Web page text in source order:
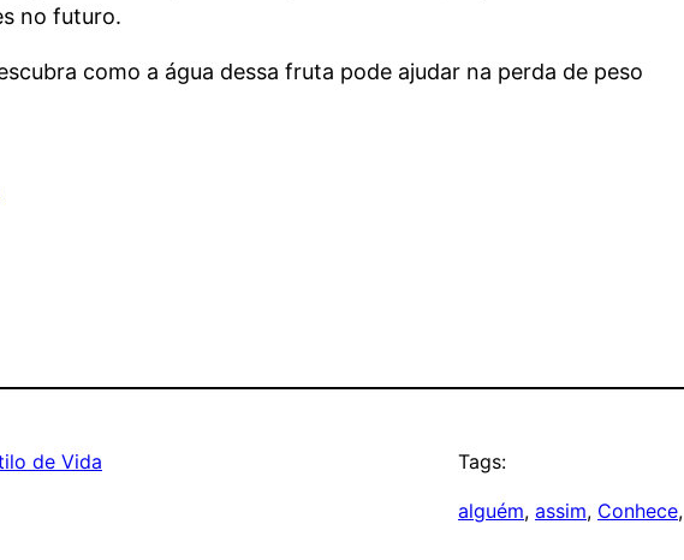
no futuro.
como a água dessa fruta pode ajudar na perda de peso
de Vida Tags:
alguém, assim, Conhece,